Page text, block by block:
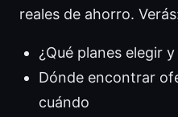
reales de ahorro.
¿Qué planes elegir
Dónde encontrar
cuándo